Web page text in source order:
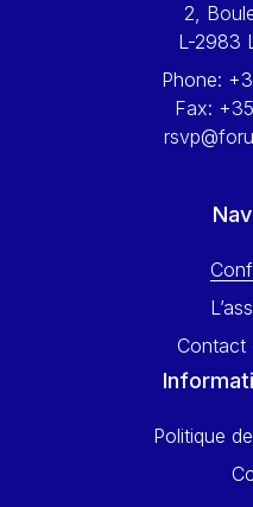
Wolfgang
Yossi Beillin
Yves
2,
L-2983
Phone:
Fax:
Contact
Politique